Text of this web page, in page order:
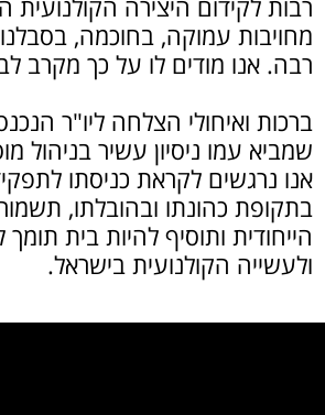
רבות לקידום היצירה הקולנועית
מחויבות עמוקה, בחוכמה,
רבה. אנו מודים לו על כך מקרב
ברכות ואיחולי הצלחה ליו"ר
שמביא עמו ניסיון עשיר בניהול
אנו נרגשים לקראת כניסתו
בתקופת כהונתו ובהובלתו,
הייחודית ותוסיף להיות בית תומך
ולעשייה הקולנועית בישראל.